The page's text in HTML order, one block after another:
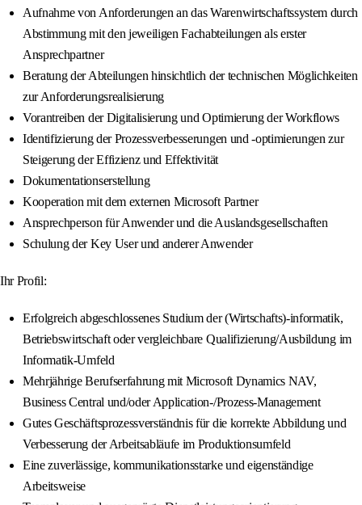
Aufnahme von Anforderungen an das Warenwirtschaftssystem durch
Abstimmung mit den jeweiligen Fachabteilungen als erster
Ansprechpartner
Beratung der Abteilungen hinsichtlich der technischen Möglichkeiten
zur Anforderungsrealisierung
Vorantreiben der Digitalisierung und Optimierung der Workflows
Identifizierung der Prozessverbesserungen und -optimierungen zur
Steigerung der Effizienz und Effektivität
Dokumentationserstellung
Kooperation mit dem externen Microsoft Partner
Ansprechperson für Anwender und die Auslandsgesellschaften
Schulung der Key User und anderer Anwender
Ihr Profil:
Erfolgreich abgeschlossenes Studium der (Wirtschafts)-informatik,
Betriebswirtschaft oder vergleichbare Qualifizierung/Ausbildung im
Informatik-Umfeld
Mehrjährige Berufserfahrung mit Microsoft Dynamics NAV,
Business Central und/oder Application-/Prozess-Management
Gutes Geschäftsprozessverständnis für die korrekte Abbildung und
Verbesserung der Arbeitsabläufe im Produktionsumfeld
Eine zuverlässige, kommunikationsstarke und eigenständige
Arbeitsweise